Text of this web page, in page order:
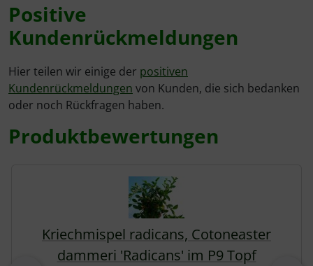
Positive
Kundenrückmeldungen
Hier teilen wir einige der positiven
Kundenrückmeldungen von Kunden, die sich bedanken
oder noch Rückfragen haben.
Produktbewertungen
Kriechmispel radicans, Cotoneaster
dammeri 'Radicans' im P9 Topf